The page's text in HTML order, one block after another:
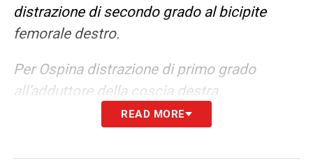
distrazione di secondo grado al bicipite
femorale destro.
Per Ospina distrazione di primo grado
all’adduttore della coscia destra.
READ MORE